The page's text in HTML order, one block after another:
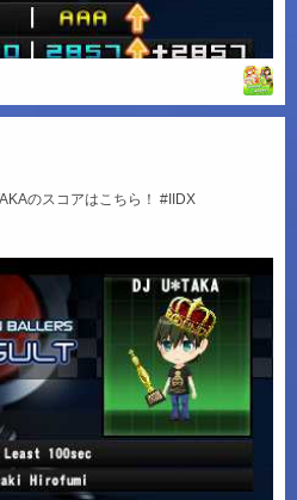
のスコアはこちら！ #IIDX